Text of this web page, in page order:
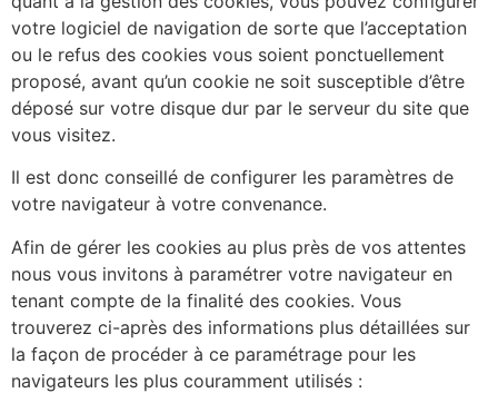
votre logiciel de navigation de sorte que l’acceptation
ou le refus des cookies vous soient ponctuellement
proposé, avant qu’un cookie ne soit susceptible d’être
déposé sur votre disque dur par le serveur du site que
vous visitez.
Il est donc conseillé de configurer les paramètres de
votre navigateur à votre convenance.
Afin de gérer les cookies au plus près de vos attentes
nous vous invitons à paramétrer votre navigateur en
tenant compte de la finalité des cookies. Vous
trouverez ci-après des informations plus détaillées sur
la façon de procéder à ce paramétrage pour les
navigateurs les plus couramment utilisés :